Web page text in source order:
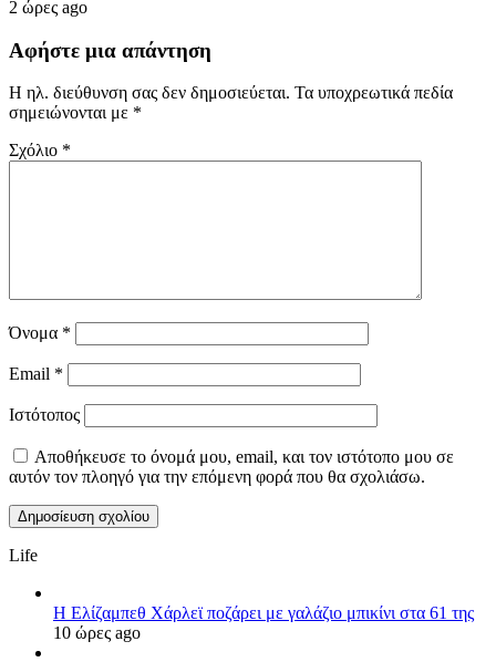
2 ώρες ago
Αφήστε μια απάντηση
Η ηλ. διεύθυνση σας δεν δημοσιεύεται. Τα υποχρεωτικά πεδία
σημειώνονται με *
Σχόλιο *
Όνομα *
Email *
Ιστότοπος
Αποθήκευσε το όνομά μου, email, και τον ιστότοπο μου σε
αυτόν τον πλοηγό για την επόμενη φορά που θα σχολιάσω.
Life
Η Ελίζαμπεθ Χάρλεϊ ποζάρει με γαλάζιο μπικίνι στα 61 της
10 ώρες ago